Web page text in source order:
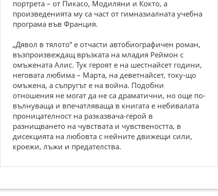
портрета – от Пикасо, Модиляни и Кокто, а
произведенията му са част от гимназиалната учебна
програма във Франция.
„Дявол в тялото” е отчасти автобиографичен роман,
възпроизвеждащ връзката на младия Реймон с
омъжената Алис. Тук героят е на шестнайсет години,
неговата любима – Марта, на деветнайсет, току-що
омъжена, а съпругът е на война. Подобни
отношения не могат да не са драматични, но още по-
вълнуваща и впечатляваща в книгата е небивалата
проницателност на разказвача-герой в
разнищването на чувствата и чувствеността, в
дисекцията на любовта с нейните движещи сили,
кроежи, лъжи и предателства.